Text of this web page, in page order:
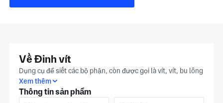
Về Đinh vít
Dụng cụ để siết các bộ phận, còn được gọi là vít, vít, bu lông
Xem thêm
Thông tin sản phẩm